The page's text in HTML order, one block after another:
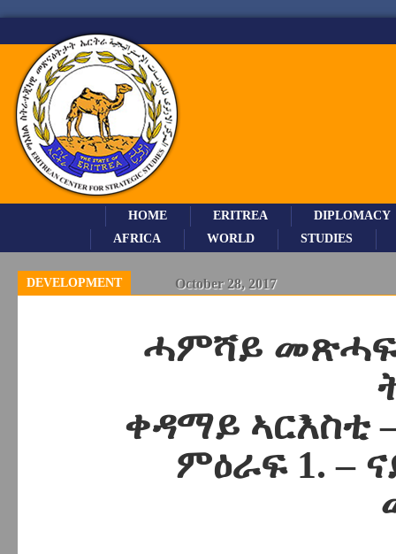
DIPLOMACY
ERITREA
HOME
STUDIES
WORLD
AFRICA
DEVELOPMENT October 28, 2017
ሓምሻይ መጽሓፍ
ቀዳማይ ኣርእስቲ
ምዕራፍ 1. –